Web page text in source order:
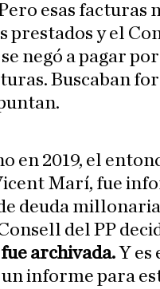
esas facturas
prestados y el
negó a pagar
Buscaban
en 2019, el
Marí, fue
deuda
del PP
archivada.Y es
informe para